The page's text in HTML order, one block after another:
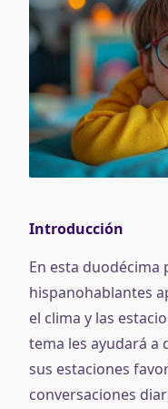
Introducción
En esta duodécima
hispanohablantes
el clima y las
tema les ayudará a
sus estaciones
conversaciones